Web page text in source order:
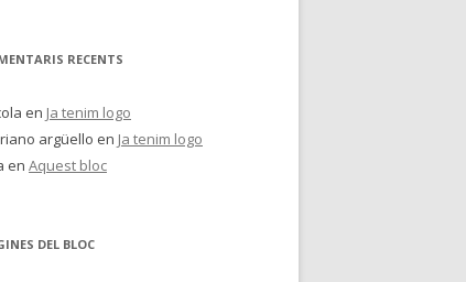
RECENTS
en Ja tenim logo
argüello en Ja tenim logo
en Aquest bloc
DEL BLOC